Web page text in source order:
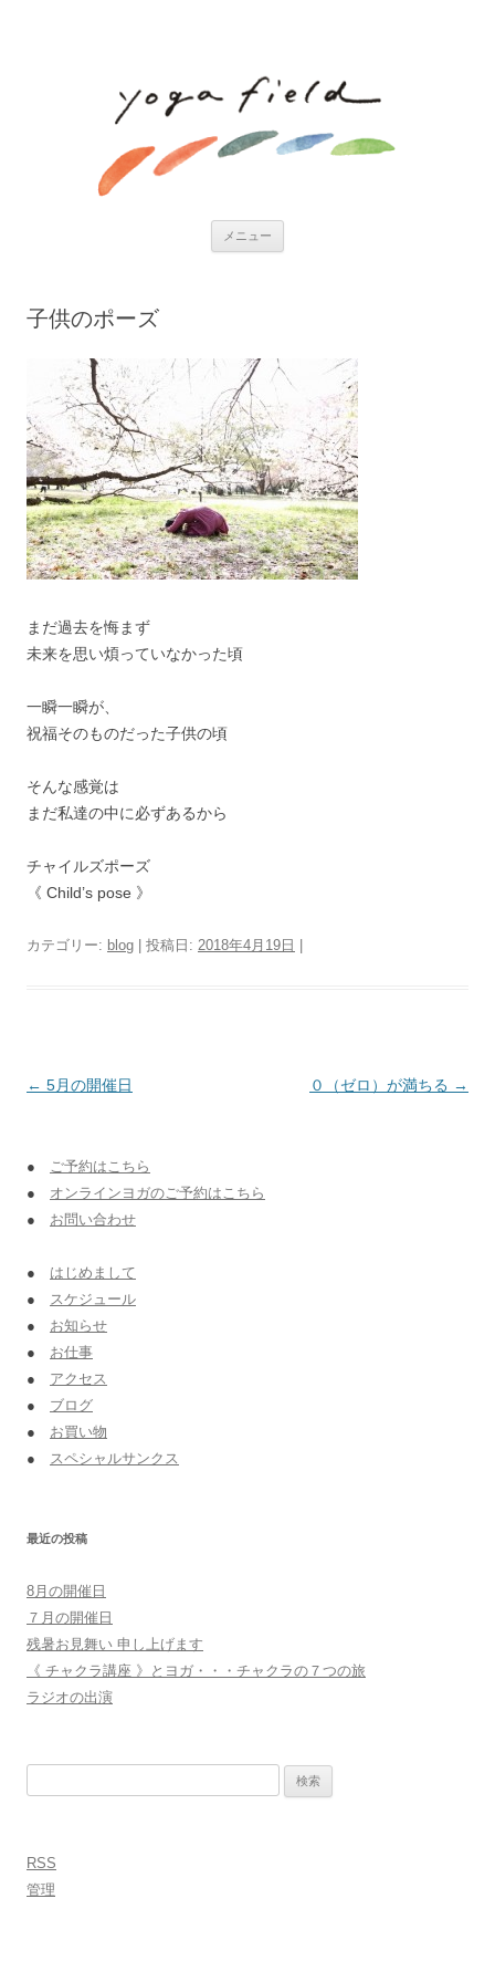
メニュー
子供のポーズ
まだ過去を悔まず
未来を思い煩っていなかった頃
一瞬一瞬が、
祝福そのものだった子供の頃
そんな感覚は
まだ私達の中に必ずあるから
チャイルズポーズ
《 Child’s pose 》
カテゴリー: blog | 投稿日: 2018年4月19日
投稿ナビゲーション
← 5月の開催日 ０（ゼロ）が満ちる →
● ご予約はこちら
● オンラインヨガのご予約はこちら
● お問い合わせ
● はじめまして
● スケジュール
● お知らせ
● お仕事
● アクセス
● ブログ
● お買い物
● スペシャルサンクス
最近の投稿
8月の開催日
７月の開催日
残暑お見舞い 申し上げます
《 チャクラ講座 》とヨガ・・・チャクラの７つの旅
ラジオの出演
RSS
管理